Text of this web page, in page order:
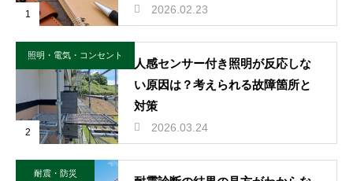
1 2026.02.23
照明・電気・コンセント
2
人感センサー付き照明が反応しな
い原因は？考えられる故障箇所と
対策
2026.03.24
耐震・防災